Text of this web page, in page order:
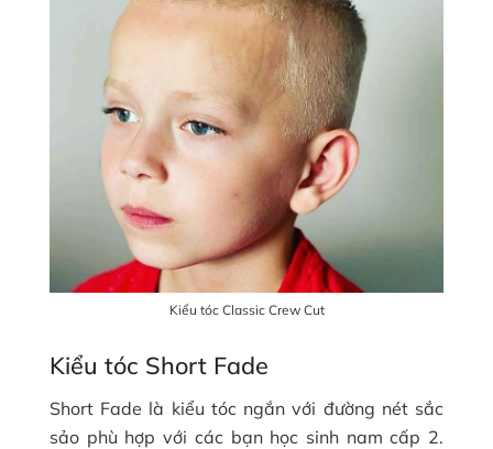
Kiểu tóc Classic Crew Cut
Kiểu tóc Short Fade
Short Fade là kiểu tóc ngắn với đường nét sắc
sảo phù hợp với các bạn học sinh nam cấp 2.